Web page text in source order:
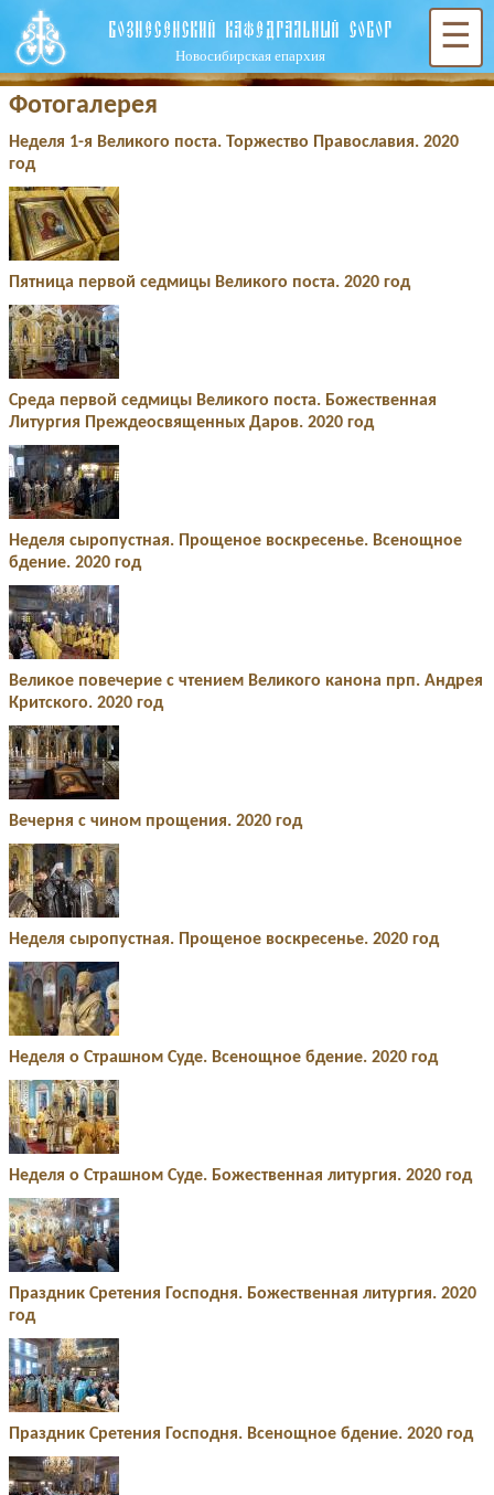
ВОЗНЕСЕНСКИЙ КАФЕДРАЛЬНЫЙ СОБОР
Новосибирская епархия ☰
Фотогалерея
Неделя 1-я Великого поста. Торжество Православия. 2020
год
Пятница первой седмицы Великого поста. 2020 год
Среда первой седмицы Великого поста. Божественная
Литургия Преждеосвященных Даров. 2020 год
Неделя сыропустная. Прощеное воскресенье. Всенощное
бдение. 2020 год
Великое повечерие с чтением Великого канона прп. Андрея
Критского. 2020 год
Вечерня с чином прощения. 2020 год
Неделя сыропустная. Прощеное воскресенье. 2020 год
Неделя о Страшном Суде. Всенощное бдение. 2020 год
Неделя о Страшном Суде. Божественная литургия. 2020 год
Праздник Сретения Господня. Божественная литургия. 2020
год
Праздник Сретения Господня. Всенощное бдение. 2020 год